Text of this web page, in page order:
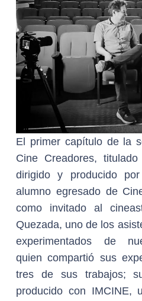
El primer capítulo de la
Cine Creadores,
dirigido y producido
alumno egresado de
como invitado al
Quezada, uno de los
experimentados de
quien compartió sus
tres de sus trabajos;
producido con IMCINE,